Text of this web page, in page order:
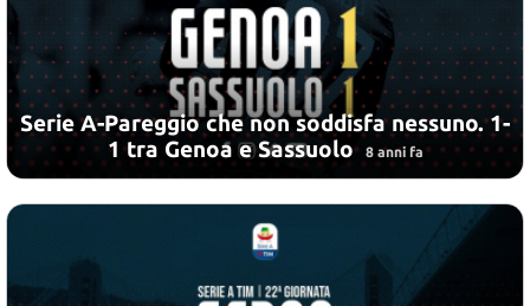
Serie A-Pareggio che non soddisfa nessuno. 1-
1 tra Genoa e Sassuolo 8 anni fa